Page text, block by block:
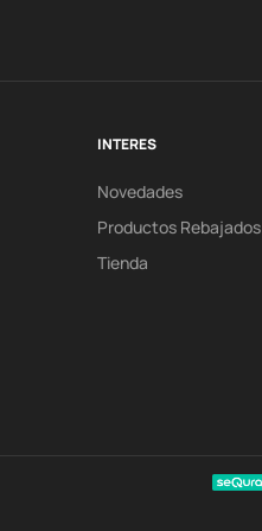
INTERES
Novedades
Productos Rebajados
Tienda